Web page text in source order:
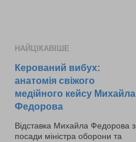
НАЙЦІКАВІШЕ
Керований вибух:
анатомія свіжого
медійного кейсу Михайла
Федорова
Відставка Михайла Федорова з
посади міністра оборони та